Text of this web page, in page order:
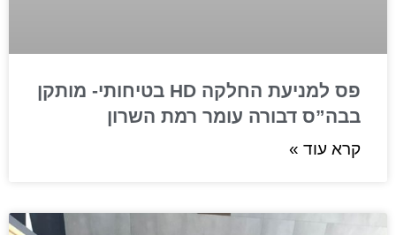
פס למניעת החלקה HD בטיחותי- מותקן
בבה”ס דבורה עומר רמת השרון
קרא עוד »